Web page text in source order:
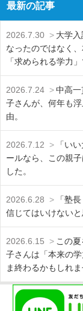
最新の記事
2026.7.30
大学入
なったのではなく
「求められる学力」
2026.7.24
中高
子さんが、何年も
由。
2026.7.12
「い
ールなら、この親
した。
2026.6.28
「塾
信じてはいけないと
2026.6.15
この
子さんは「本来の
ま終わるかもしれま